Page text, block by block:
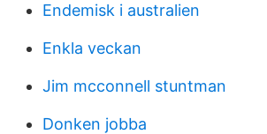
Endemisk i australien
Enkla veckan
Jim mcconnell stuntman
Donken jobba